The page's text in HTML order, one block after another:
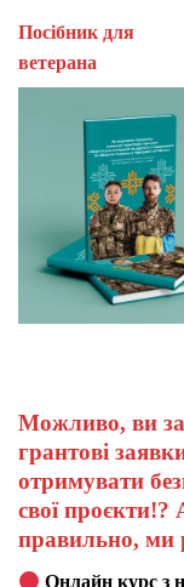
Посібник для
Можливо, ви
грантові
отримувати
свої
правильно, ми
Онлайн курс з